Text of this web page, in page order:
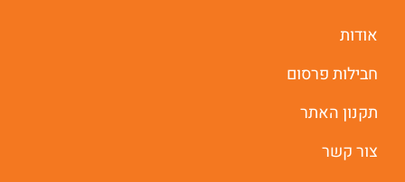
אודות
חבילות פרסום
תקנון האתר
צור קשר